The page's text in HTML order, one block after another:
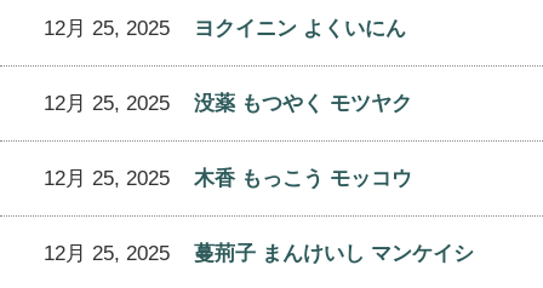
12月 25, 2025 ヨクイニン よくいにん
12月 25, 2025 没薬 もつやく モツヤク
12月 25, 2025 木香 もっこう モッコウ
12月 25, 2025 蔓荊子 まんけいし マンケイシ